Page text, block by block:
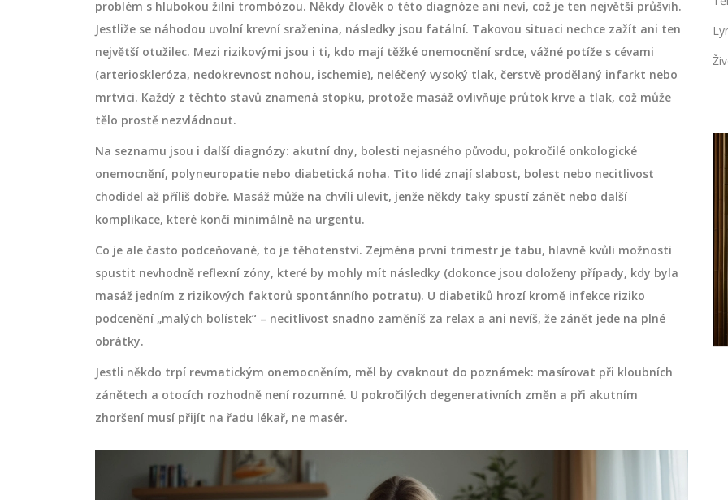
problém s hlubokou žilní trombózou. Někdy člověk o této diagnóze ani neví, což je ten největší průšvih.
Jestliže se náhodou uvolní krevní sraženina, následky jsou fatální. Takovou situaci nechce zažít ani ten
největší otužilec. Mezi rizikovými jsou i ti, kdo mají těžké onemocnění srdce, vážné potíže s cévami
(arterioskleróza, nedokrevnost nohou, ischemie), neléčený vysoký tlak, čerstvě prodělaný infarkt nebo
mrtvici. Každý z těchto stavů znamená stopku, protože masáž ovlivňuje průtok krve a tlak, což může
tělo prostě nezvládnout.
Na seznamu jsou i další diagnózy: akutní dny, bolesti nejasného původu, pokročilé onkologické
onemocnění, polyneuropatie nebo diabetická noha. Tito lidé znají slabost, bolest nebo necitlivost
chodidel až příliš dobře. Masáž může na chvíli ulevit, jenže někdy taky spustí zánět nebo další
komplikace, které končí minimálně na urgentu.
Co je ale často podceňované, to je těhotenství. Zejména první trimestr je tabu, hlavně kvůli možnosti
spustit nevhodně reflexní zóny, které by mohly mít následky (dokonce jsou doloženy případy, kdy byla
masáž jedním z rizikových faktorů spontánního potratu). U diabetiků hrozí kromě infekce riziko
podcenění „malých bolístek“ – necitlivost snadno zaměníš za relax a ani nevíš, že zánět jede na plné
obrátky.
Jestli někdo trpí revmatickým onemocněním, měl by cvaknout do poznámek: masírovat při kloubních
zánětech a otocích rozhodně není rozumné. U pokročilých degenerativních změn a při akutním
zhoršení musí přijít na řadu lékař, ne masér.
a
SPORTOVNÍ MASÁŽE
Tejpování pro plavce: Kompletní
průvodce pro začátečníky
Průvodce tejpováním pro plavce: naučte
preventivně chránit klouby a urychlit
regeneraci po trénincích.
SPORTOVNÍ MASÁŽE
Jak sportovní masáž zlepšuje
koncentraci: mechanismy,
konkrétní protokoly před výkonem,
samomasáž, měření a časté chyby.